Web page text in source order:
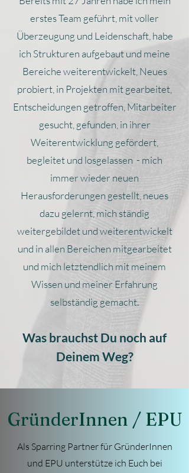
erstes Team geführt, mit voller
Überzeugung und Leidenschaft, habe
ich Strukturen aufgebaut und meine
Bereiche weiterentwickelt, Neues
probiert, in Projekten mit gearbeitet,
Entscheidungen getroffen, Mitarbeiter
gesucht, gefunden, in ihrer
Weiterentwicklung gefördert,
begleitet und losgelassen - mich
immer wieder neuen
Herausforderungen gestellt, neues
dazu gelernt, mich ständig
weitergebildet und weiterentwickelt
und in allen Bereichen mitgearbeitet
und mich letztendlich mit meinem
Wissen und meiner Erfahrung
selbständig gemacht.
Was brauchst Du noch auf
Deinem Weg?
GründerInnen / EPU
Als Sparring Partner für GründerInnen
und EPU unterstütze ich Euch bei